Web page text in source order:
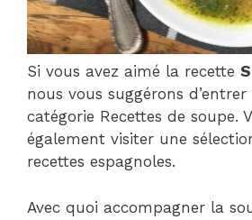
Si vous avez aimé la recette
nous vous suggérons
catégorie Recettes de soupe.
également visiter une
recettes espagnoles.
Avec quoi accompagner la